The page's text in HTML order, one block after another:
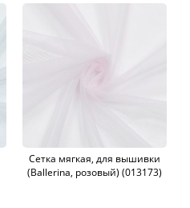
Сетка мягкая, для вышивки
(Ballerina, розовый) (013173)